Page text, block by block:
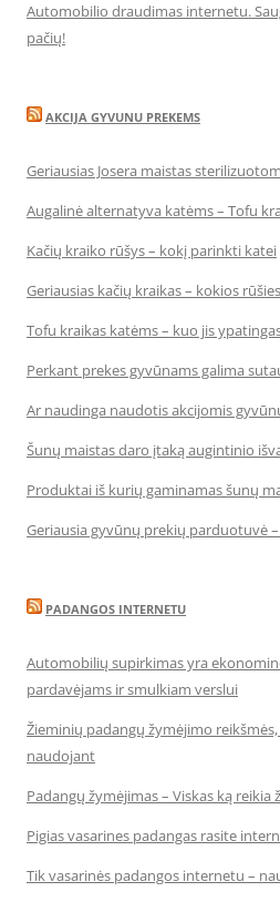
Automobilio draudimas internetu.
pačių!
AKCIJA GYVUNU PREKEMS
Geriausias Josera maistas
Augalinė alternatyva katėms – Tofu
Kačių kraiko rūšys – kokį parinkti katei
Geriausias kačių kraikas – kokios rūšies
Tofu kraikas katėms – kuo jis
Perkant prekes gyvūnams galima
Ar naudinga naudotis akcijomis
Šunų maistas daro įtaką augintinio
Produktai iš kurių gaminamas šunų
Geriausia gyvūnų prekių parduotuvė
PADANGOS INTERNETU
Automobilių supirkimas yra
pardavėjams ir smulkiam verslui
Žieminių padangų žymėjimo
naudojant
Padangų žymėjimas – Viskas ką reikia
Pigias vasarines padangas rasite
Tik vasarinės padangos internetu –